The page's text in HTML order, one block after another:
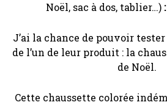
Noël, sac à dos, tablier…) :
J’ai la chance de pouvoir
de l’un de leur produit : la
de Noël.
Cette chaussette colorée